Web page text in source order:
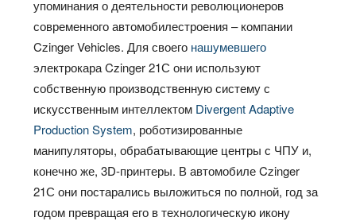
упоминания о деятельности революционеров
современного автомобилестроения – компании
Czinger Vehicles. Для своего нашумевшего
электрокара Czinger 21С они используют
собственную производственную систему с
искусственным интеллектом Divergent Adaptive
Production System, роботизированные
манипуляторы, обрабатывающие центры с ЧПУ и,
конечно же, 3D-принтеры. В автомобиле Czinger
21С они постарались выложиться по полной, год за
годом превращая его в технологическую икону